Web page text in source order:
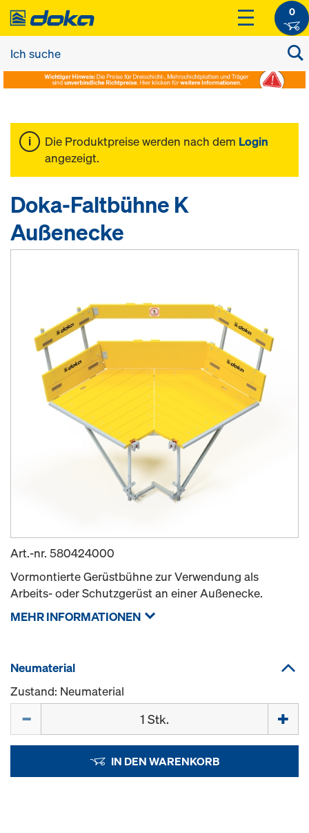
0
Die Produktpreise werden nach dem Login
angezeigt.
Doka-Faltbühne K
Außenecke
Art.-nr. 580424000
Vormontierte Gerüstbühne zur Verwendung als
Arbeits- oder Schutzgerüst an einer Außenecke.
MEHR INFORMATIONEN
Neumaterial
Zustand: Neumaterial
IN DEN WARENKORB